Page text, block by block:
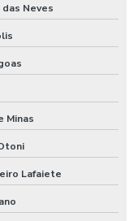
Neves
Minas
Lafaiete